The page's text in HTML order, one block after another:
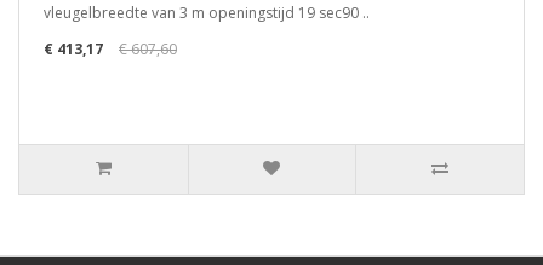
vleugelbreedte van 3 m openingstijd 19 sec90 ..
€ 413,17
€ 607,60